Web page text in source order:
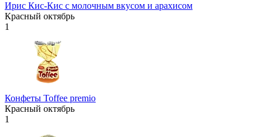
Ирис Кис-Кис с молочным вкусом и арахисом
Красный октябрь
1
Конфеты Toffee premio
Красный октябрь
1